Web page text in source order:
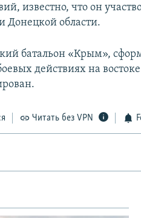
известно, что он
Донецкой области.
батальон «Крым»,
действиях на
Читать без VPN